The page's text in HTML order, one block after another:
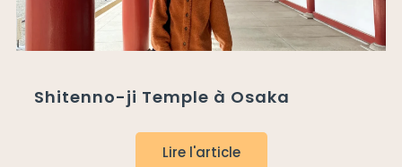
Shitenno-ji Temple à Osaka
Lire l'article